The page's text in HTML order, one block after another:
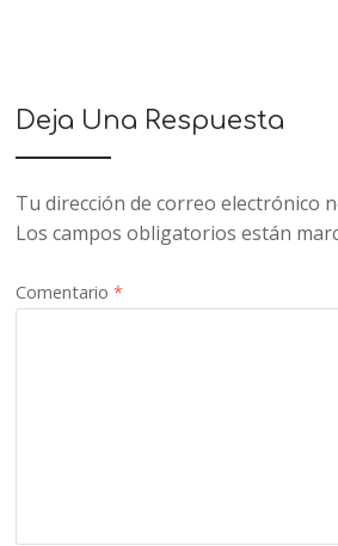
Deja Una Respuesta
Tu dirección de correo electrónico
Los campos obligatorios están
Comentario*